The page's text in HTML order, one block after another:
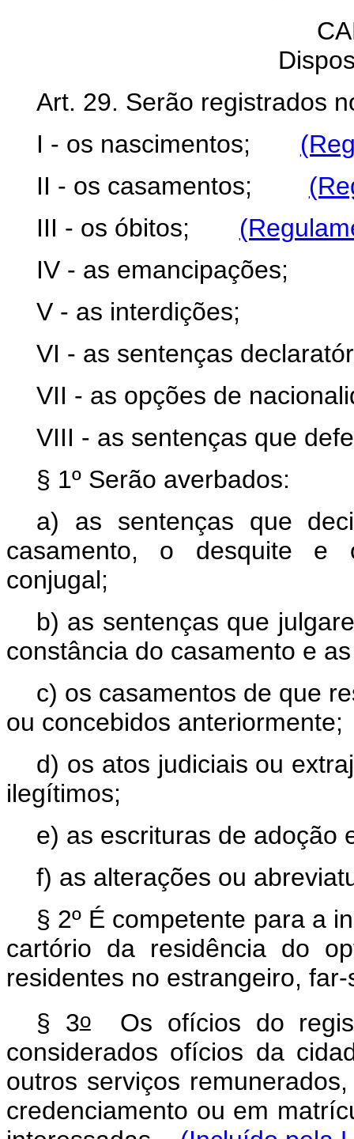
Art. 29. Serão registrados
I - os nascimentos;
II - os casamentos;
III - os óbitos;
IV - as emancipações;
V - as interdições;
VI - as sentenças
VII - as opções de
VIII - as sentenças que
§ 1º Serão averbados:
a) as sentenças que
casamento, o desquite e
conjugal;
b) as sentenças que
constância do casamento e
c) os casamentos de que
ou concebidos anteriormente;
d) os atos judiciais ou
ilegítimos;
e) as escrituras de adoção
f) as alterações ou
§ 2º É competente para a
cartório da residência do
residentes no estrangeiro,
§ 3oOs ofícios do
considerados ofícios da
outros serviços
credenciamento ou em